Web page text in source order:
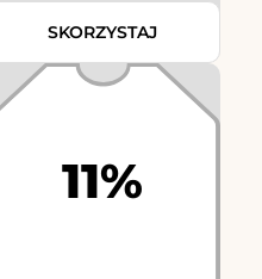
SKORZYSTAJ
11%